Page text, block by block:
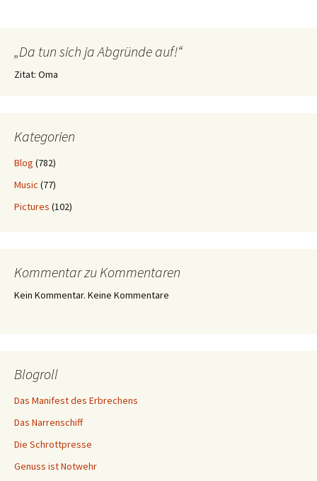
„Da tun sich ja Abgründe auf!“
Zitat: Oma
Kategorien
Blog (782)
Music (77)
Pictures (102)
Kommentar zu Kommentaren
Kein Kommentar. Keine Kommentare
Blogroll
Das Manifest des Erbrechens
Das Narrenschiff
Die Schrottpresse
Genuss ist Notwehr